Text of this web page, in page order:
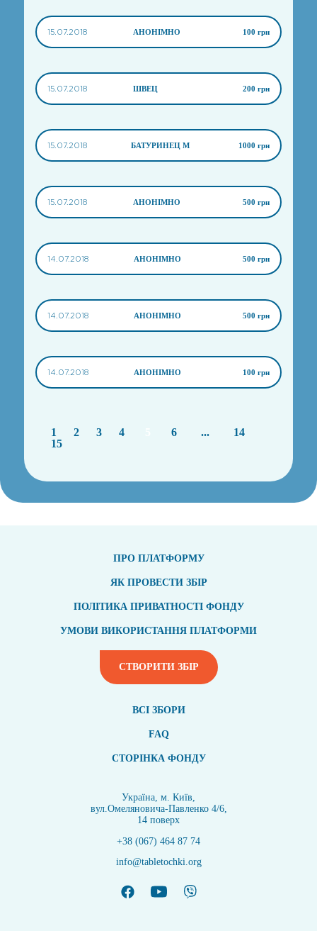
15.07.2018 АНОНІМНО 100 грн
15.07.2018 ШВЕЦ 200 грн
15.07.2018 БАТУРИНЕЦ М 1000 грн
15.07.2018 АНОНІМНО 500 грн
14.07.2018 АНОНІМНО 500 грн
14.07.2018 АНОНІМНО 500 грн
14.07.2018 АНОНІМНО 100 грн
1 2 3 4 6 ...
14
15
ПРО ПЛАТФОРМУ
ЯК ПРОВЕСТИ ЗБІР
ПОЛІТИКА ПРИВАТНОСТІ ФОНДУ
УМОВИ ВИКОРИСТАННЯ ПЛАТФОРМИ
СТВОРИТИ ЗБІР
ВСI ЗБОРИ
FAQ
СТОРІНКА ФОНДУ
Україна, м. Київ,
вул.Омеляновича-Павленко 4/6,
14 поверх
+38 (067) 464 87 74
info@tabletochki.org